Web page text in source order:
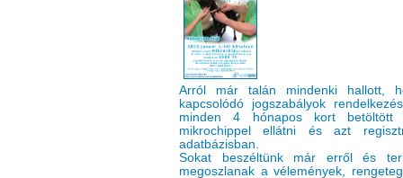
Arról már talán mindenki hallott,
kapcsolódó jogszabályok
minden 4 hónapos kort betöltött
mikrochippel ellátni és azt
adatbázisban.
Sokat beszéltünk már erről és
megoszlanak a vélemények,